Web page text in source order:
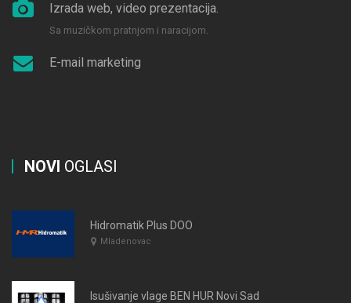
Izrada web, video prezentacija.
Sa muzičkom pratnjom i naracijom.
E-mail marketing
NOVI OGLASI
Hidromatik Plus DOO
Mladenovac
Isušivanje vlage BEN HUR Novi Sad